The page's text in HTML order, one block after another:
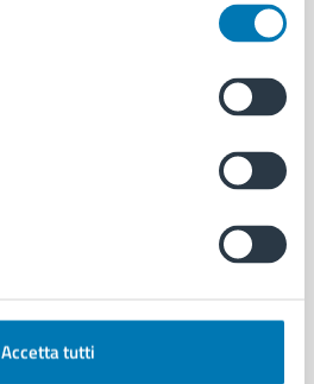
Accetta tutti